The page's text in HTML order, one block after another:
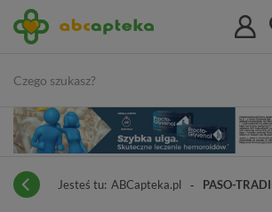
Jesteś tu: ABCapteka.pl PASO-